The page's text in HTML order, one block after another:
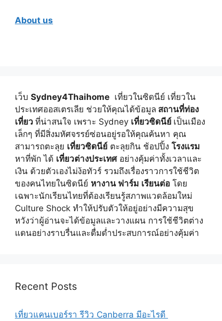
About us
เว็บ Sydney4Thaihome เที่ยวในซิดนีย์ เที่ยวใน
ประเทศออสเตรเลีย ช่วยให้คุณได้ข้อมูล สถานที่ท่อง
เที่ยว ที่น่าสนใจ เพราะ Sydney เที่ยวซิดนีย์ เป็นเมือง
เล็กๆ ที่มีสิ่งมหัศจรรย์ซ่อนอยู่รอให้คุณค้นหา คุณ
สามารถตะลุย เที่ยวซิดนีย์ ตะลุยกิน ช้อปปิ้ง โรงแรม
หาที่พัก ได้ เที่ยวต่างประเทศอย่างคุ้มค่าทั้งเวลาและ
เงิน ด้วยตัวเองไม่ง้อทัวร์ รวมถึงเรื่องราวการใช้ชีวิต
ของคนไทยในซิดนีย์ หางาน ฟาร์ม เรียนต่อ โดย
เฉพาะนักเรียนไทยที่ต้องเรียนรู้สภาพแวดล้อมใหม่
Culture Shock ทำให้ปรับตัวให้อยู่อย่างมีความสุข
หวังว่าผู้อ่านจะได้ข้อมูลและวางแผน การใช้ชีวิตต่าง
แดนอย่างราบรื่นและดื่มด่ำประสบการณ์อย่างคุ้มค่า
Recent Posts
เที่ยวแคนเบอร์รา รีวิว Canberra มีอะไรดี